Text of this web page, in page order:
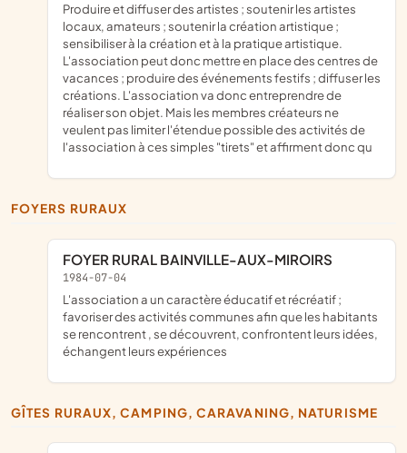
produire et diffuser des artistes ; soutenir les artistes
locaux, amateurs ; soutenir la création artistique ;
sensibiliser à la création et à la pratique artistique.
L'association peut donc mettre en place des centres de
vacances ; produire des événements festifs ; diffuser les
créations. L'association va donc entreprendre de
réaliser son objet. Mais les membres créateurs ne
veulent pas limiter l'étendue possible des activités de
l'association à ces simples "tirets" et affirment donc qu
FOYERS RURAUX
FOYER RURAL BAINVILLE-AUX-MIROIRS
1984-07-04
l'association a un caractère éducatif et récréatif ;
favoriser des activités communes afin que les habitants
se rencontrent , se découvrent, confrontent leurs idées,
échangent leurs expériences
GÎTES RURAUX, CAMPING, CARAVANING, NATURISME